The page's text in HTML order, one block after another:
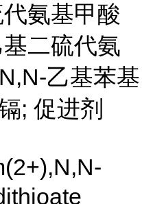
氨基甲酸
二硫代氨
乙基苯基
; 促进剂